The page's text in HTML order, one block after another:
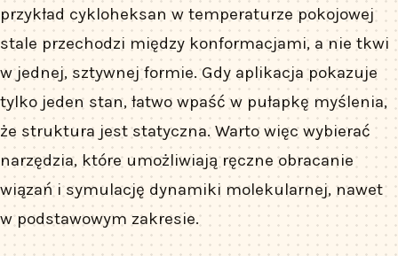
przykład cykloheksan w temperaturze pokojowej
stale przechodzi między konformacjami, a nie tkwi
w jednej, sztywnej formie. Gdy aplikacja pokazuje
tylko jeden stan, łatwo wpaść w pułapkę myślenia,
że struktura jest statyczna. Warto więc wybierać
narzędzia, które umożliwiają ręczne obracanie
wiązań i symulację dynamiki molekularnej, nawet
w podstawowym zakresie.